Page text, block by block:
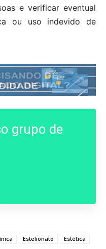
e verificar eventual
ou uso indevido de
grupo de
Estelionato Estética